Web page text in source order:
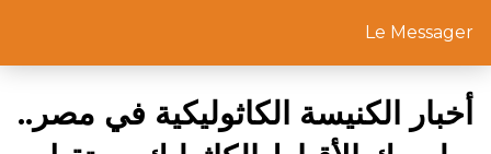
Le Messager
أخبار الكنيسة الكاثوليكية في مصر..